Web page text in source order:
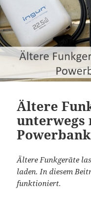
Ältere
Ältere Funkgeräte
laden. In diesem
funktioniert.